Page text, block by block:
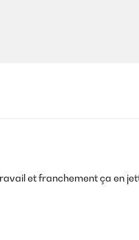
et franchement ça en